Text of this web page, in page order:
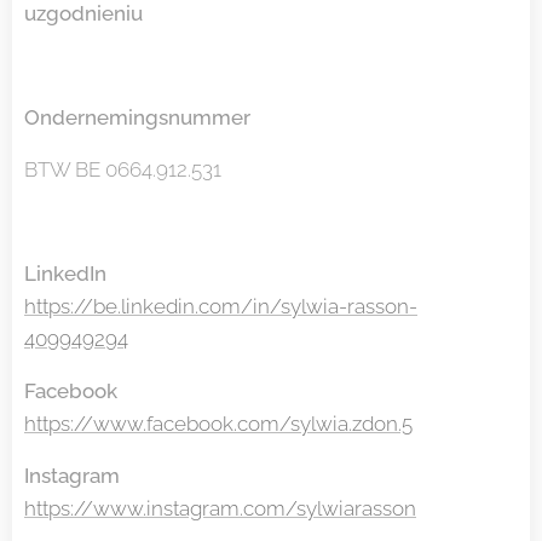
uzgodnieniu
Ondernemingsnummer
BTW BE 0664.912.531
LinkedIn
https://be.linkedin.com/in/sylwia-rasson-
409949294
Facebook
https://www.facebook.com/sylwia.zdon.5
Instagram
https://www.instagram.com/sylwiarasson